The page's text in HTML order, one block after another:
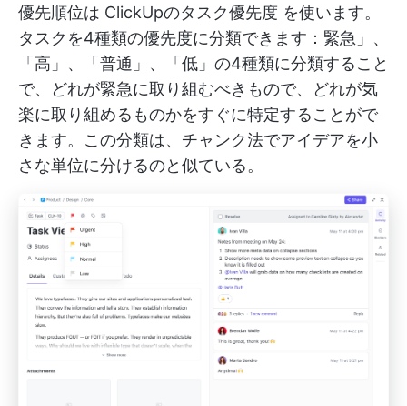
優先順位は ClickUpのタスク優先度 を使います。
タスクを4種類の優先度に分類できます：緊急」、
「高」、「普通」、「低」の4種類に分類すること
で、どれが緊急に取り組むべきもので、どれが気
楽に取り組めるものかをすぐに特定することがで
きます。この分類は、チャンク法でアイデアを小
さな単位に分けるのと似ている。